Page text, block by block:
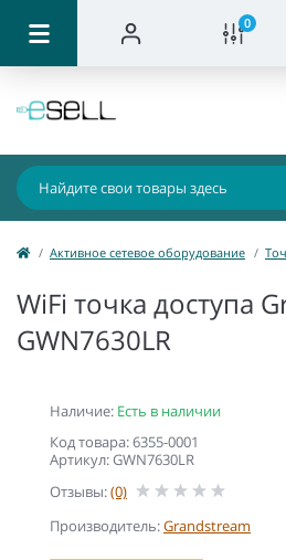
0
Активное сетевое оборудование
WiFi точка доступа
GWN7630LR
Наличие: Есть в наличии
Код товара: 6355-0001
Артикул: GWN7630LR
Отзывы:(0)
Производитель:Grandstream